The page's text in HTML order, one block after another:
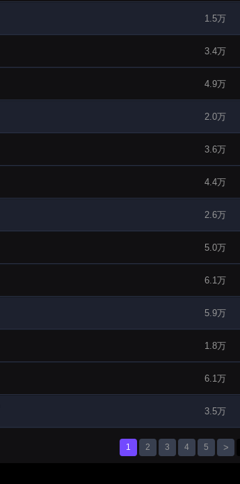
1.5万
3.4万
4.9万
2.0万
3.6万
4.4万
2.6万
5.0万
6.1万
5.9万
1.8万
6.1万
3.5万
1 2 3 4 5 >